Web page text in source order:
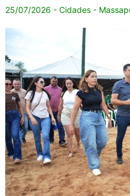
25/07/2026 - Cidades -